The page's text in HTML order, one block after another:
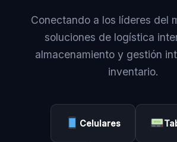
Conectando a los líderes del
soluciones de logística
almacenamiento y gestión
inventario.
Celulares